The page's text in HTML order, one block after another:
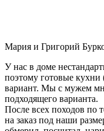
Мария и Григорий
У нас в доме
поэтому готовые
вариант. Мы с мужем
подходящего варианта.
После всех походов по
на заказ под наши